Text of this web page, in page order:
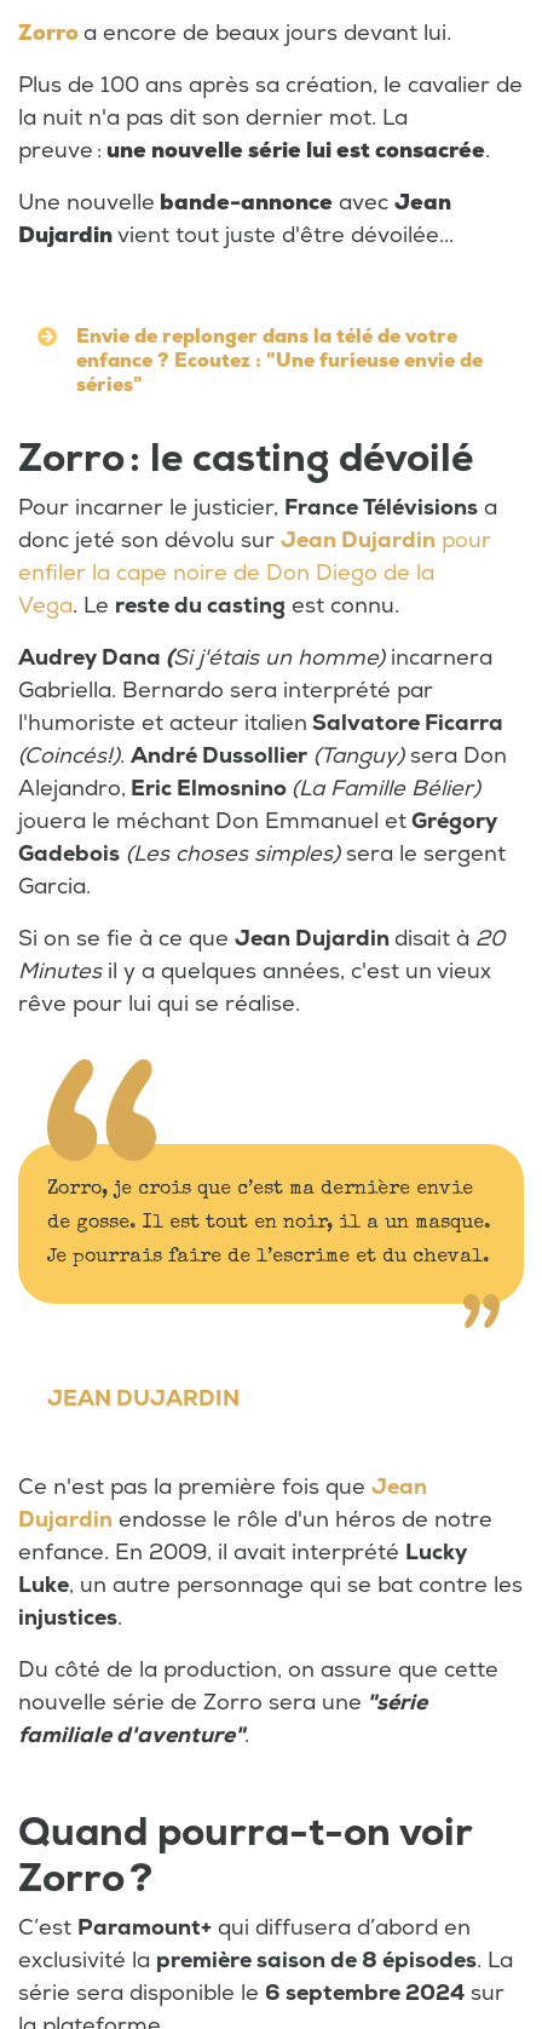
Zorroa encore de beaux jours devant lui.
Plus de 100 ans après sa création, le cavalier de
la nuit n'a pas dit son dernier mot. La
preuve : une nouvelle série lui est consacrée.
Une nouvelle bande-annonce avec Jean
Dujardinvient tout juste d'être dévoilée...
Envie de replonger dans la télé de votre
enfance ? Ecoutez : "Une furieuse envie de
séries"
Zorro : le casting dévoilé
Pour incarner le justicier, France Télévisions a
donc jeté son dévolu sur Jean Dujardin pour
enfiler la cape noire de Don Diego de la
Vega. Le reste du casting est connu.
Audrey Dana (Si j'étais un homme) incarnera
Gabriella. Bernardo sera interprété par
l'humoriste et acteur italien Salvatore Ficarra
(Coincés!). André Dussollier (Tanguy)sera Don
Alejandro, Eric Elmosnino (La Famille Bélier)
jouera le méchant Don Emmanuel etGrégory
Gadebois (Les choses simples)sera le sergent
Garcia.
Si on se fie à ce que Jean Dujardin disait à 20
Minutesil y a quelques années, c'est un vieux
rêve pour lui qui se réalise.
Zorro, je crois que c’est ma dernière envie
de gosse. Il est tout en noir, il a un masque.
Je pourrais faire de l’escrime et du cheval.
JEAN DUJARDIN
Ce n'est pas la première fois que Jean
Dujardin endosse le rôle d'un héros de notre
enfance. En 2009, il avait interprété Lucky
Luke, un autre personnage qui se bat contre les
injustices.
Du côté de la production, on assure que cette
nouvelle série de Zorro sera une "série
familiale d'aventure".
Quand pourra-t-on voir
Zorro ?
C’est Paramount+ qui diffusera d’abord en
exclusivité la première saison de 8 épisodes. La
série sera disponible le 6 septembre 2024 sur